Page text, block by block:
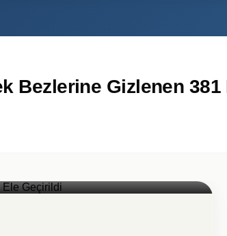
Bezlerine Gizlenen